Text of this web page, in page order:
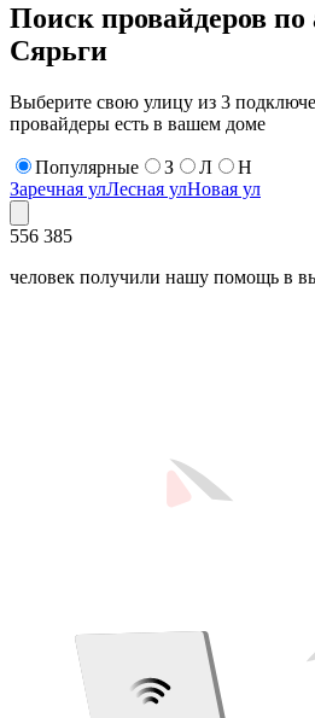
Поиск провайдеров по
Сярьги
Выберите свою улицу из 3
провайдеры есть в вашем доме
Популярные З Л
Н
Заречная улЛесная улНовая ул
556 385
человек получили нашу помощь в